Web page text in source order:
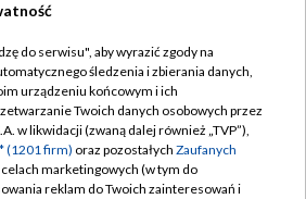
TVP
TVP
Regulamin TVP
prywatności
Moje zgody
do serwisu", aby wyrazić zgody na
śledzenia i zbierania danych,
urządzeniu końcowym i ich
Twoich danych osobowych przez
w likwidacji (zwaną dalej również „TVP”),
(1201 firm) oraz pozostałych Zaufanych
celach marketingowych (w tym do
reklam do Twoich zainteresowań i